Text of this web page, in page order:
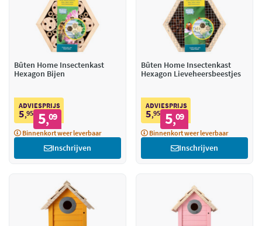
Bûten Home Insectenkast
Hexagon Bijen
ADVIESPRIJS
5,95 5,09
Binnenkort weer leverbaar
Inschrijven
Bûten Home Insectenkast
Hexagon Lieveheersbeestjes
ADVIESPRIJS
5,95 5,09
Binnenkort weer leverbaar
Inschrijven